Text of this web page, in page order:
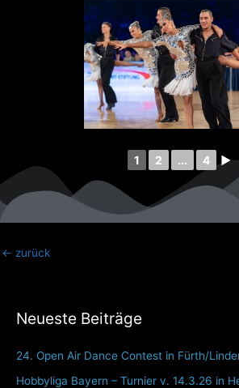
Neueste Beiträge
24. Open Air Dance Contest in Fürth/
Hobbyliga Bayern – Turnier v. 14.3.26 in
1 2 ... 4 ►
← zurück